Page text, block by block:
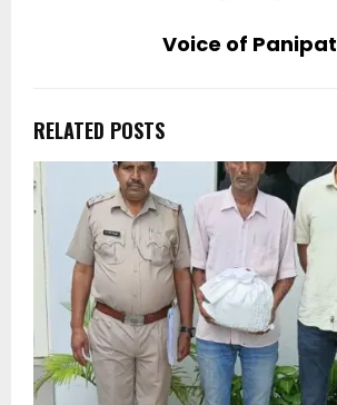
Voice of Panipat
RELATED POSTS